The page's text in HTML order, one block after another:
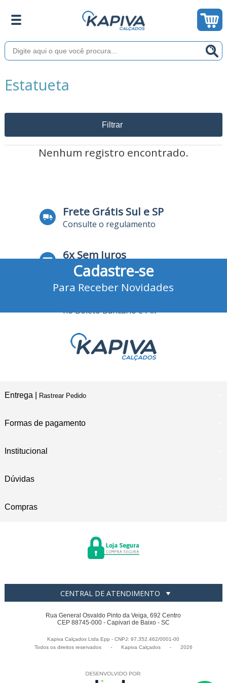
Estatueta
Filtrar
Nenhum registro encontrado.
Frete Grátis Sul e SP
Consulte o regulamento
6x Sem Juros
no Cartão de Crédito
no Boleto Bancário e Pix
Cadastre-se
Para Receber Novidades
Entrega | Rastrear Pedido
Formas de pagamento
Institucional
Dúvidas
Compras
CENTRAL DE ATENDIMENTO
Rua General Osvaldo Pinto da Veiga, 692 Centro
CEP 88745-000 - Capivari de Baixo - SC
Kapiva Calçados Ltda Epp - CNPJ: 97.352.462/0001-00
Todos os direitos reservados
- Kapiva Calçados - 2026